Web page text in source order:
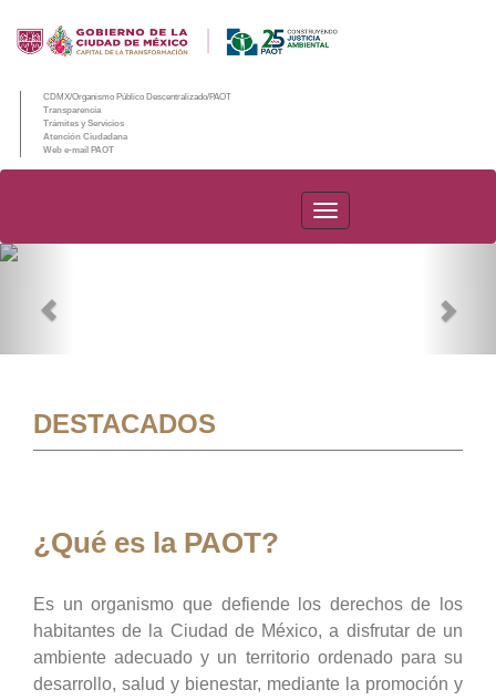
CDMX/Organismo Público Descentralizado/PAOT
Transparencia
Trámites y Servicios
Atención Ciudadana
Web e-mail PAOT
PAOT
DESTACADOS
¿Qué es la PAOT?
Es un organismo que defiende los derechos de los
habitantes de la Ciudad de México, a disfrutar de un
ambiente adecuado y un territorio ordenado para su
desarrollo, salud y bienestar, mediante la promoción y